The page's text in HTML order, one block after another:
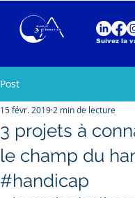
Suivez la
Post
3 projets à
le champ du
#handicap
15 févr. 2019 2 min de lecture